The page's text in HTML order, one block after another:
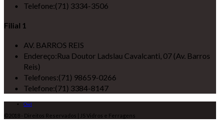
Telefone:(71) 3334-3506
Filial 1
AV. BARROS REIS
Endereço:Rua Doutor Ladslau Cavalcanti, 07 (Av. Barros
Reis)
Telefones:(71) 98659-0266
Telefone:(71) 3384-8147
Owl
©2018 - Direitos Reservados | JS Vidros e Ferragens